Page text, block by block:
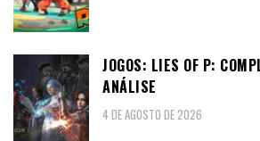
JOGOS: LIES OF P:
ANÁLISE
4 DE AGOSTO DE 2026